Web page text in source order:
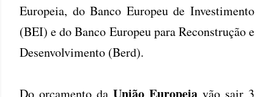
Europeia, do Banco Europeu de Investimento
(BEI) e do Banco Europeu para Reconstrução e
Desenvolvimento (Berd).